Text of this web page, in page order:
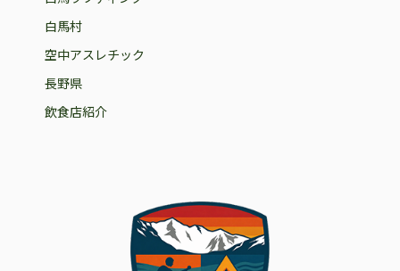
白馬村
空中アスレチック
長野県
飲食店紹介